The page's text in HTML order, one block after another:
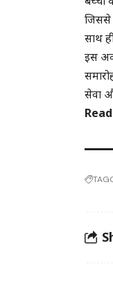
जिससे
साथ
इस
सेवा